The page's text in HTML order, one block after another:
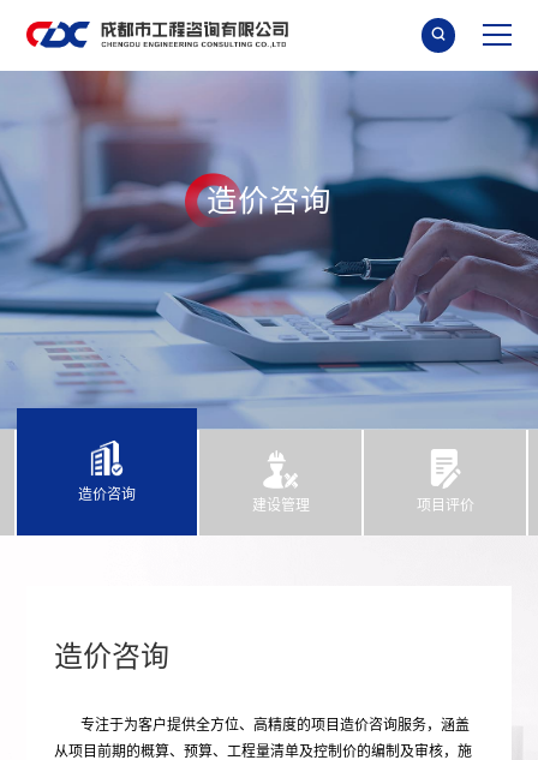

造价咨询
造价咨询
建设管理 项目评价
造价咨询
专注于为客户提供全方位、高精度的项目造价咨询服务，涵盖
从项目前期的概算、预算、工程量清单及控制价的编制及审核，施